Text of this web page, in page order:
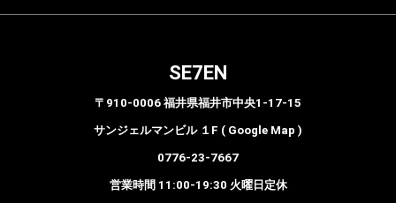
SE7EN
〒910-0006 福井県福井市中央1-17-15
サンジェルマンビル １F ( Google Map )
0776-23-7667
営業時間 11:00-19:30 火曜日定休